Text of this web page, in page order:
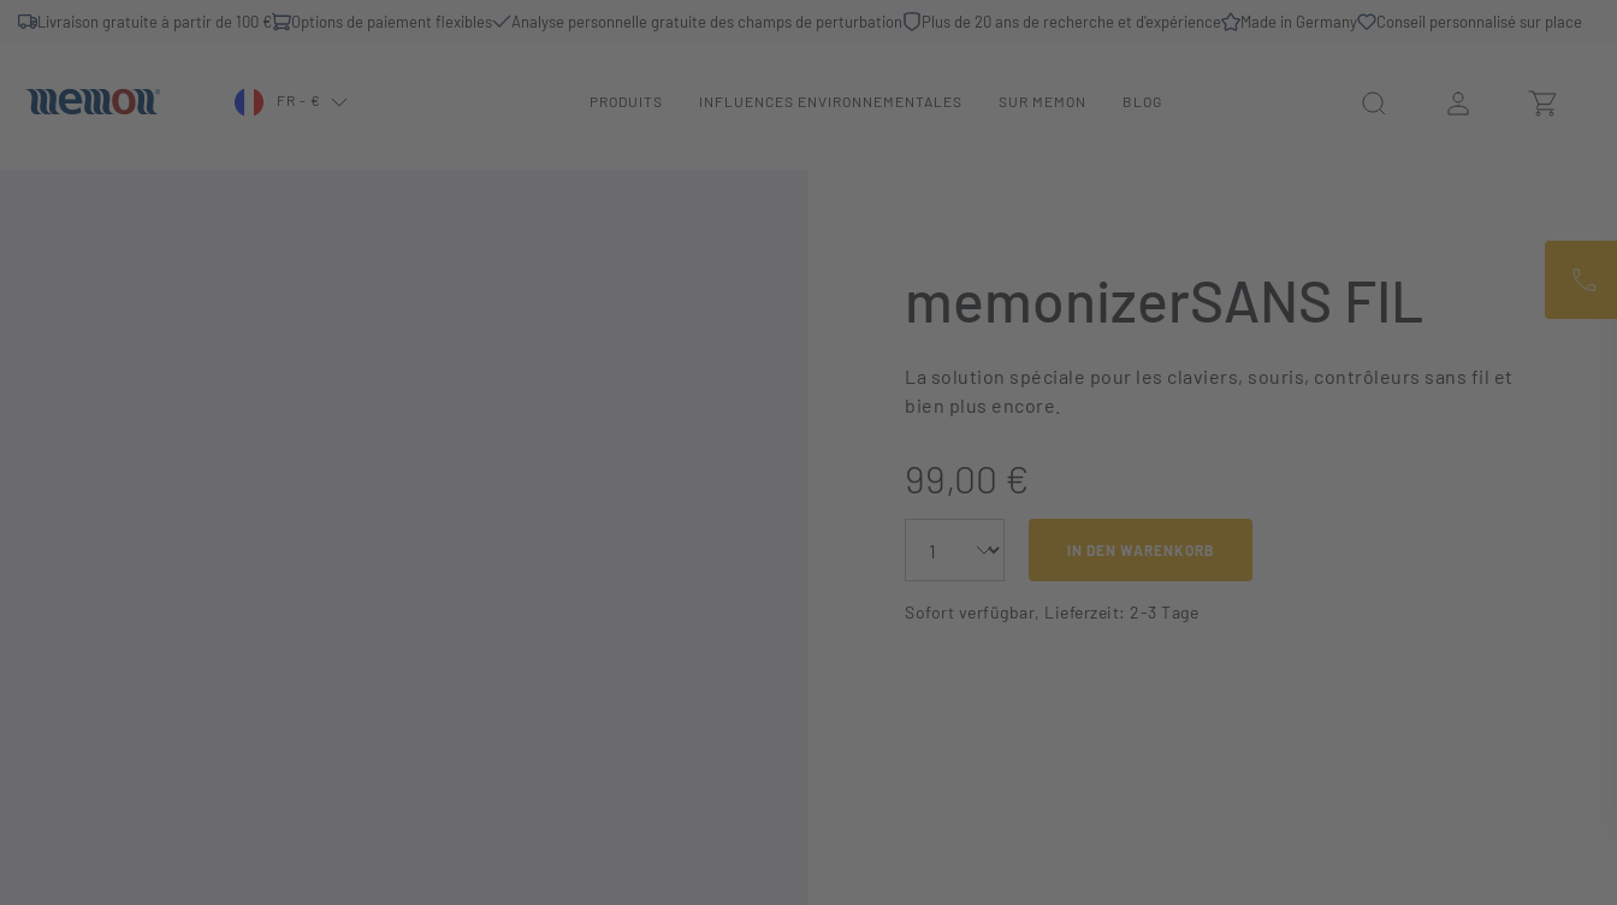
Livraison gratuite à partir de 100 € Options de paiement flexibles Analyse personnelle gratuite des champs de perturbation Plus de 20 ans de recherche et d'expérience Made in Germany Conseil personnalisé sur place
FR - € PRODUITS INFLUENCES ENVIRONNEMENTALES SUR MEMON BLOG
memonizerSANS FIL
La solution spéciale pour les claviers, souris, contrôleurs sans fil et
bien plus encore.
99,00 €
IN DEN WARENKORB
Sofort verfügbar, Lieferzeit: 2-3 Tage